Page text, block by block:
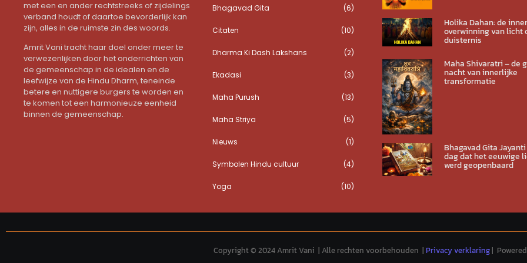
met een en ander rechtstreeks of zijdelings
verband houdt of daartoe bevorderlijk kan
zijn, alles in de ruimste zin des woords.
Amrit Vani tracht haar doel onder meer te
verwezenlijken door het onderrichten van
de gemeenschap in de idealen en de
leefwijze van de Hindu Dharm, teneinde
betere en nuttigere burgers te worden en
te komen tot een harmonieuze eenheid
binnen de gemeenschap.
Bhagavad Gita (6)
Citaten (10)
Dharma Ki Dash Lakshans (2)
Ekadasi (3)
Maha Purush (13)
Maha Striya (5)
Nieuws (1)
Symbolen Hindu cultuur (4)
Yoga (10)
Holika Dahan: de
overwinning van licht
duisternis
Maha Shivaratri – de
nacht van innerlijke
transformatie
Bhagavad Gita Jayanti
dag dat het eeuwige
werd geopenbaard
Copyright © 2024 Amrit Vani | Alle rechten voorbehouden | Privacy verklaring|